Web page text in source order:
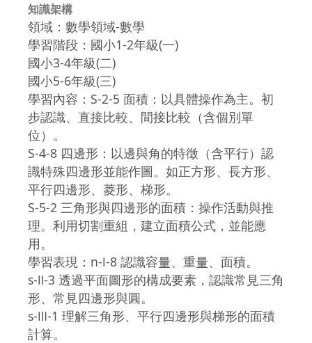
知識架構
領域：數學領域-數學
學習階段：國小1-2年級(一)
國小3-4年級(二)
國小5-6年級(三)
學習內容：S-2-5 面積：以具體操作為主。初
步認識、直接比較、間接比較（含個別單
位）。
S-4-8 四邊形：以邊與角的特徵（含平行）認
識特殊四邊形並能作圖。如正方形、長方形、
平行四邊形、菱形、梯形。
S-5-2 三角形與四邊形的面積：操作活動與推
理。利用切割重組，建立面積公式，並能應
用。
學習表現：n-Ⅰ-8 認識容量、重量、面積。
s-Ⅱ-3 透過平面圖形的構成要素，認識常見三角
形、常見四邊形與圓。
s-Ⅲ-1 理解三角形、平行四邊形與梯形的面積
計算。